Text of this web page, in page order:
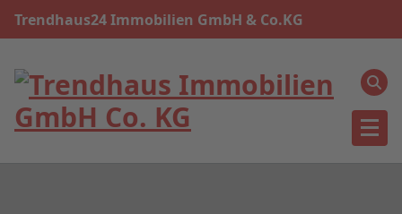
Trendhaus24 Immobilien GmbH & Co.KG